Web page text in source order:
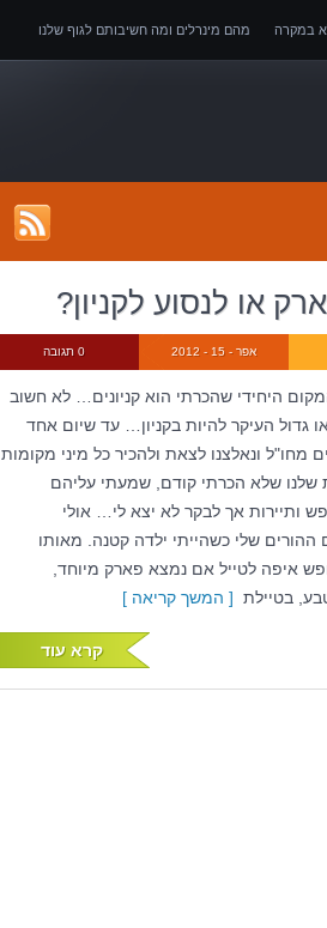
במקרה מהם מינרלים ומה חשיבותם לגוף שלנו
או לנסוע לקניון?
0 תגובה אפר - 15 - 2012
היחידי שהכרתי הוא קניונים… לא חשוב
גדול העיקר להיות בקניון… עד שיום אחד
מחו"ל ונאלצנו לצאת ולהכיר כל מיני מקומות
שלנו שלא הכרתי קודם, שמעתי עליהם
ותיירות אך לבקר לא יצא לי… אולי
שלי כשהייתי ילדה קטנה. מאותו
איפה לטייל אם נמצא פארק מיוחד,
בטיילת [ המשך קריאה ]
קרא עוד